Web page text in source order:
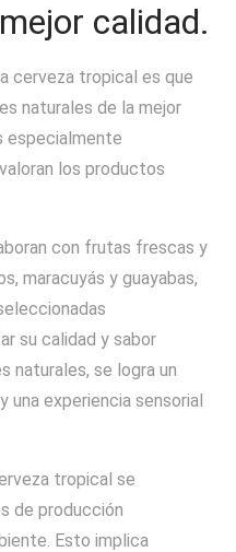
calidad.
cerveza tropical es que
naturales de la mejor
especialmente
los productos
con frutas frescas y
maracuyás y guayabas,
su calidad y sabor
naturales, se logra un
una experiencia sensorial
tropical se
de producción
Esto implica